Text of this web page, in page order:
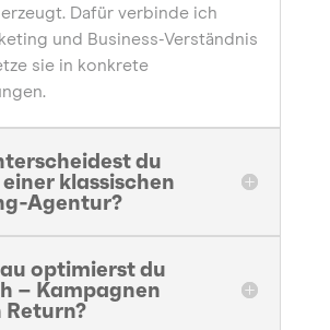
Dafür verbinde ich
und Business-Verständnis
sie in konkrete
du
klassischen
Agentur?
optimierst du
– Kampagnen
Return?